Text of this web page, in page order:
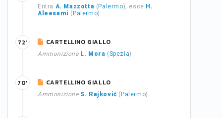
Entra A. Mazzotta ( Palermo), esce H.
Aleesami ( Palermo)
CARTELLINO GIALLO
Ammonizione L. Mora (Spezia)
72'
CARTELLINO GIALLO
Ammonizione S. Rajković ( Palermo)
70'